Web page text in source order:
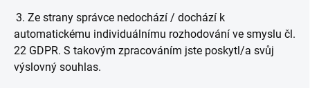
3. Ze strany správce nedochází / dochází k
automatickému individuálnímu rozhodování ve smyslu čl.
22 GDPR. S takovým zpracováním jste poskytl/a svůj
výslovný souhlas.